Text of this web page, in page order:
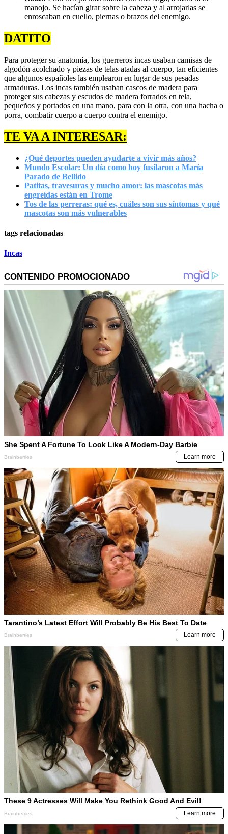
manojo. Se hacían girar sobre la cabeza y al arrojarlas se
enroscaban en cuello, piernas o brazos del enemigo.
DATITO
Para proteger su anatomía, los guerreros incas usaban camisas de
algodón acolchado y piezas de telas atadas al cuerpo, tan eficientes
que algunos españoles las emplearon en lugar de sus pesadas
armaduras. Los incas también usaban cascos de madera para
proteger sus cabezas y escudos de madera forrados en tela,
pequeños y portados en una mano, para con la otra, con una hacha o
porra, combatir cuerpo a cuerpo contra el enemigo.
TE VA A INTERESAR:
¿Qué deportes pueden ayudarte a vivir más años?
Mundo Escolar: Un día como hoy fusilaron a María
Parado de Bellido
Patitas, travesuras y mucho amor: las mascotas más
engreídas están en Trome
Tos de las perreras: qué es, cuáles son sus síntomas y qué
mascotas son más vulnerables
tags relacionadas
Incas